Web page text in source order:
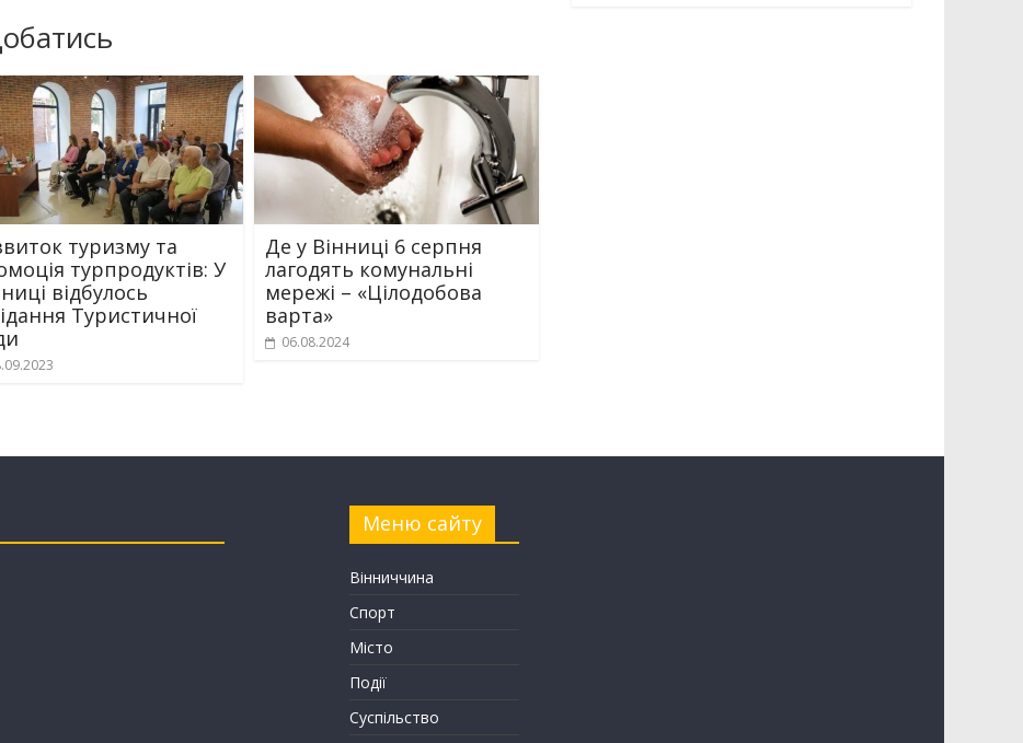
туризму та
турпродуктів: У
відбулось
Туристичної
Де у Вінниці 6 серпня
лагодять комунальні
мережі – «Цілодобова
варта»
06.08.2024
Меню сайту
Вінниччина
Спорт
Місто
Події
Суспільство